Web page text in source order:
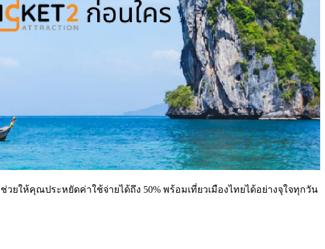
วยให้คุณประหยัดค่าใช้จ่ายได้ถึง 50% พร้อมเที่ยวเมืองไทยได้อย่างจุใจทุกวัน